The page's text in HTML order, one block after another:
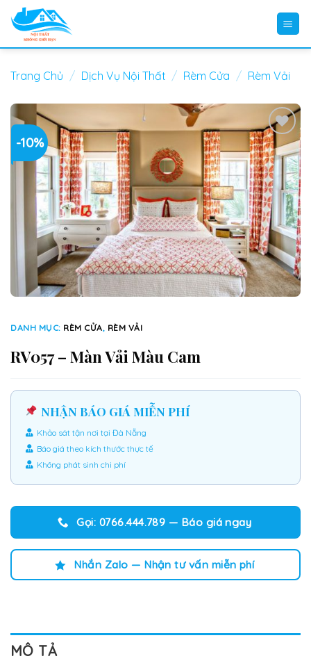
content
Trang Chủ / Dịch Vụ Nội Thất / Rèm Cửa / Rèm Vải
-10%
Add to
wishlist
DANH MỤC: RÈM CỬA, RÈM VẢI
RV057 – Màn Vải Màu Cam
NHẬN BÁO GIÁ MIỄN PHÍ
Khảo sát tận nơi tại Đà Nẵng
Báo giá theo kích thước thực tế
Không phát sinh chi phí
Gọi: 0766.444.789 — Báo giá ngay
Nhắn Zalo — Nhận tư vấn miễn phí
MÔ TẢ